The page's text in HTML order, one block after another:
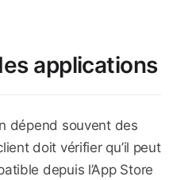
applications
dépend souvent des
doit vérifier qu’il peut
depuis l’App Store